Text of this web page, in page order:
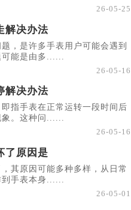
26-05-25
解决办法
，是许多手表用户可能会遇到
能是由多......
26-05-16
解决办法
指手表在正常运转一段时间后
象。这种问......
26-05-16
了原因是
其原因可能多种多样，从日常
到手表本身......
26-05-01